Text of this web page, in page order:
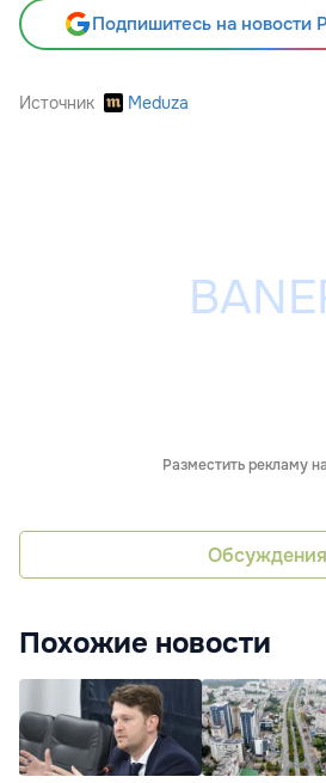
Подпишитесь на новости
Источник Meduza
Разместить рекламу
Обсуждения
Похожие новости